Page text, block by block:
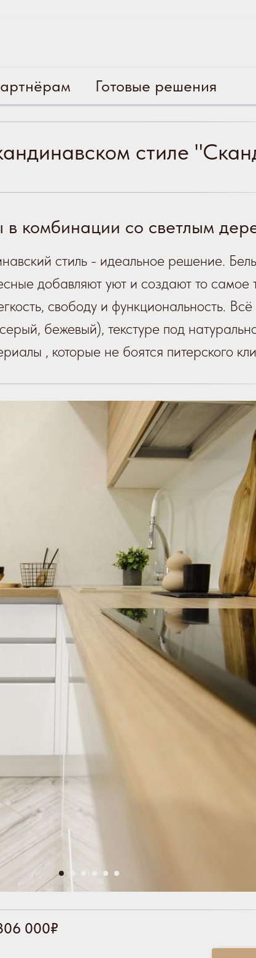
Готовые решения
стиле
комбинации со светлым
стиль - идеальное решение.
добавляют уют и создают то самое
свободу и функциональность.
бежевый), текстуре под
, которые не боятся питерского
000₽